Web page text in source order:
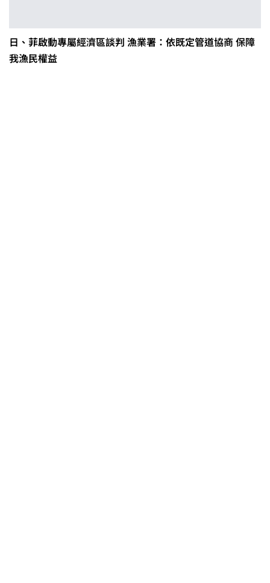
日、菲啟動專屬經濟區談判 漁業署：依既定管道協商 保障
我漁民權益